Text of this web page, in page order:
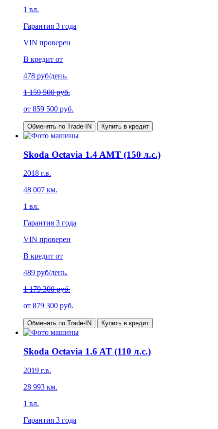
1 вл.
Гарантия 3 года
VIN проверен
В кредит от
478 руб/день.
1 159 500 руб.
от 859 500 руб.
Обменять по Trade-IN Купить в кредит
Skoda Octavia 1.4 AMT (150 л.с.)
2018 г.в.
48 007 км.
1 вл.
Гарантия 3 года
VIN проверен
В кредит от
489 руб/день.
1 179 300 руб.
от 879 300 руб.
Обменять по Trade-IN Купить в кредит
Skoda Octavia 1.6 AT (110 л.с.)
2019 г.в.
28 993 км.
1 вл.
Гарантия 3 года